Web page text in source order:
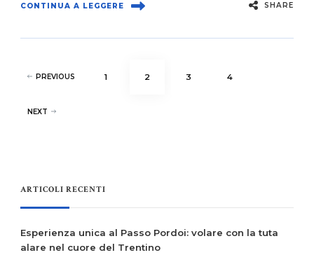
CONTINUA A LEGGERE SHARE
Paginazione
articoli
PREVIOUS PAGE
1 PAGE
2 PAGE
3 PAGE
4
NEXT
ARTICOLI RECENTI
Esperienza unica al Passo Pordoi: volare con la tuta
alare nel cuore del Trentino